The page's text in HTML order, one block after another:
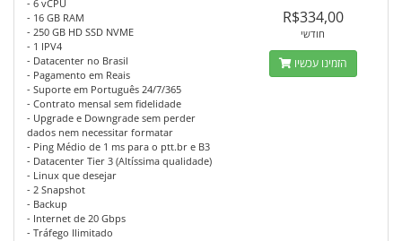
- 6 vCPU
- 16 GB RAM
- 250 GB HD SSD NVME
- 1 IPV4
- Datacenter no Brasil
- Pagamento em Reais
- Suporte em Português 24/7/365
- Contrato mensal sem fidelidade
- Upgrade e Downgrade sem perder
dados nem necessitar formatar
- Ping Médio de 1 ms para o ptt.br e B3
- Datacenter Tier 3 (Altíssima qualidade)
- Linux que desejar
- 2 Snapshot
- Backup
- Internet de 20 Gbps
- Tráfego Ilimitado
R$334,00
חודשי
הזמינו עכשיו